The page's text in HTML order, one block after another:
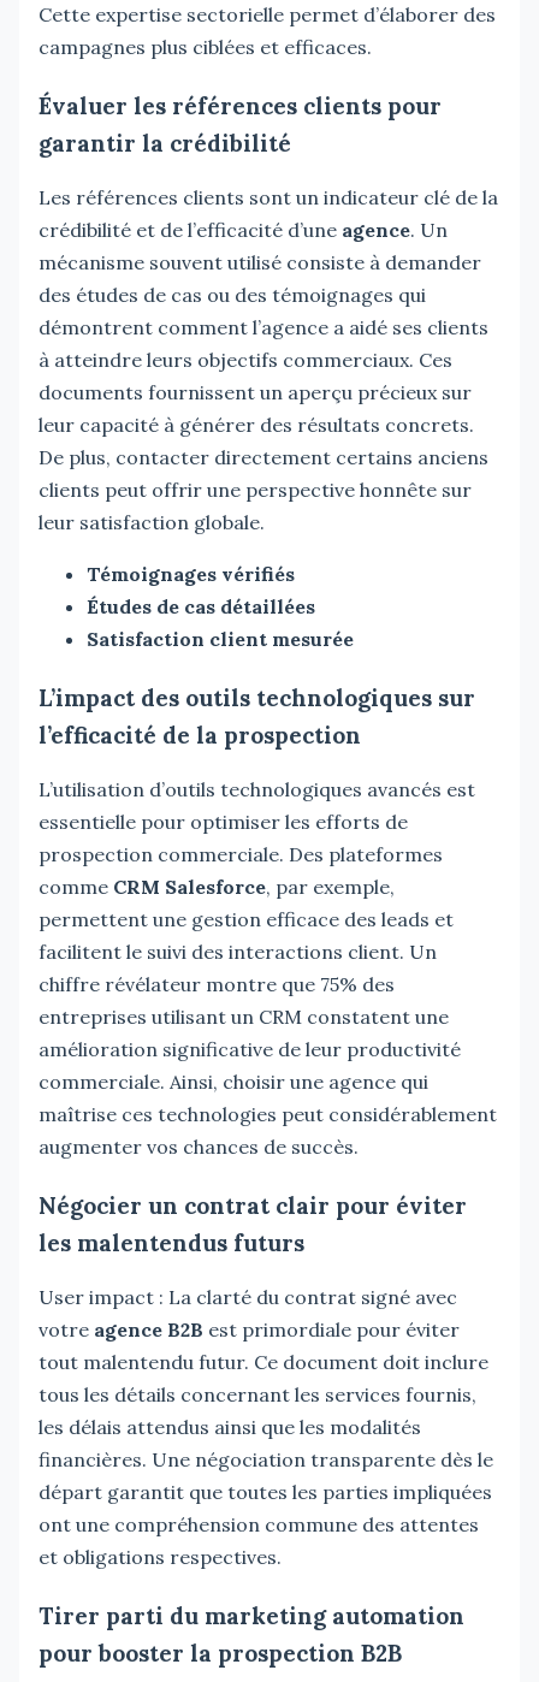
Cette expertise sectorielle permet d’élaborer des
campagnes plus ciblées et efficaces.
Évaluer les références clients pour
garantir la crédibilité
Les références clients sont un indicateur clé de la
crédibilité et de l’efficacité d’une agence. Un
mécanisme souvent utilisé consiste à demander
des études de cas ou des témoignages qui
démontrent comment l’agence a aidé ses clients
à atteindre leurs objectifs commerciaux. Ces
documents fournissent un aperçu précieux sur
leur capacité à générer des résultats concrets.
De plus, contacter directement certains anciens
clients peut offrir une perspective honnête sur
leur satisfaction globale.
Témoignages vérifiés
Études de cas détaillées
Satisfaction client mesurée
L’impact des outils technologiques sur
l’efficacité de la prospection
L’utilisation d’outils technologiques avancés est
essentielle pour optimiser les efforts de
prospection commerciale. Des plateformes
comme CRM Salesforce, par exemple,
permettent une gestion efficace des leads et
facilitent le suivi des interactions client. Un
chiffre révélateur montre que 75% des
entreprises utilisant un CRM constatent une
amélioration significative de leur productivité
commerciale. Ainsi, choisir une agence qui
maîtrise ces technologies peut considérablement
augmenter vos chances de succès.
Négocier un contrat clair pour éviter
les malentendus futurs
User impact : La clarté du contrat signé avec
votre agence B2B est primordiale pour éviter
tout malentendu futur. Ce document doit inclure
tous les détails concernant les services fournis,
les délais attendus ainsi que les modalités
financières. Une négociation transparente dès le
départ garantit que toutes les parties impliquées
ont une compréhension commune des attentes
et obligations respectives.
Tirer parti du marketing automation
pour booster la prospection B2B